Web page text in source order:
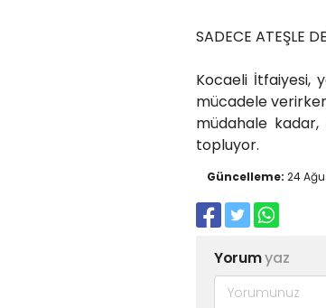
SADECE ATEŞLE
Kocaeli İtfaiyesi,
mücadele
müdahale
topluyor.
Güncelleme: 24
Yorumyaz